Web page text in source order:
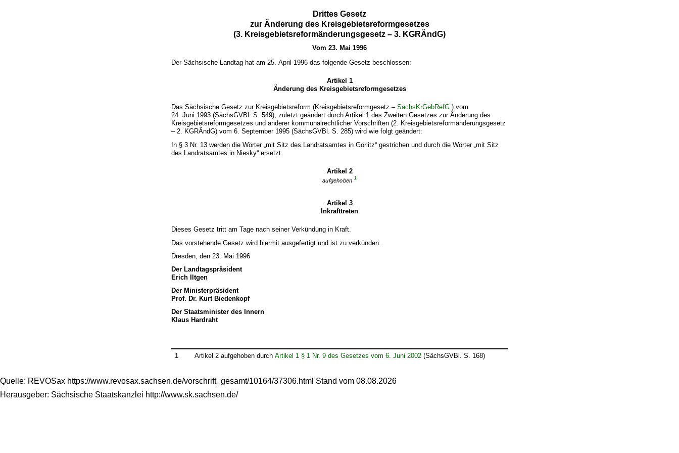
Drittes Gesetz
zur Änderung des Kreisgebietsreformgesetzes
(3. Kreisgebietsreformänderungsgesetz – 3. KGRÄndG)
Vom 23. Mai 1996
Der Sächsische Landtag hat am 25. April 1996 das folgende Gesetz beschlossen:
Artikel 1
Änderung des Kreisgebietsreformgesetzes
Das Sächsische Gesetz zur Kreisgebietsreform (Kreisgebietsreformgesetz –SächsKrGebRefG ) vom
24. Juni 1993 (SächsGVBl. S. 549), zuletzt geändert durch Artikel 1 des Zweiten Gesetzes zur Änderung des
Kreisgebietsreformgesetzes und anderer kommunalrechtlicher Vorschriften (2. Kreisgebietsreformänderungsgesetz
– 2. KGRÄndG) vom 6. September 1995 (SächsGVBl. S. 285) wird wie folgt geändert:
In § 3 Nr. 13 werden die Wörter „mit Sitz des Landratsamtes in Görlitz“ gestrichen und durch die Wörter „mit Sitz
des Landratsamtes in Niesky“ ersetzt.
Artikel 2
aufgehoben 1
Artikel 3
Inkrafttreten
Dieses Gesetz tritt am Tage nach seiner Verkündung in Kraft.
Das vorstehende Gesetz wird hiermit ausgefertigt und ist zu verkünden.
Dresden, den 23. Mai 1996
Der Landtagspräsident
Erich Iltgen
Der Ministerpräsident
Prof. Dr. Kurt Biedenkopf
Der Staatsminister des Innern
Klaus Hardraht
1 Artikel 2 aufgehoben durchArtikel 1 § 1 Nr. 9 des Gesetzes vom 6. Juni 2002 (SächsGVBl. S. 168)
Quelle: REVOSax https://www.revosax.sachsen.de/vorschrift_gesamt/10164/37306.html Stand vom 08.08.2026
Herausgeber: Sächsische Staatskanzlei http://www.sk.sachsen.de/